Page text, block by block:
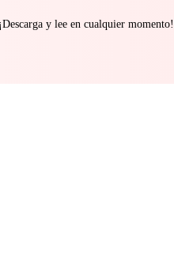
y lee en cualquier momento!